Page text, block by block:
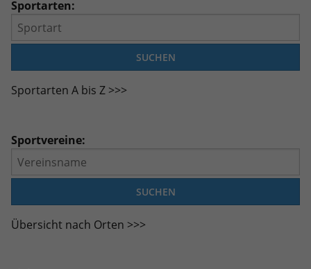
Sportarten:
Sportarten A bis Z >>>
Sportvereine:
Übersicht nach Orten >>>